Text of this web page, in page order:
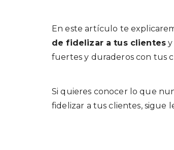
En este artículo te
de fidelizar a tus clientes
fuertes y duraderos con tus
Si quieres conocer lo que
fidelizar a tus clientes, sigue